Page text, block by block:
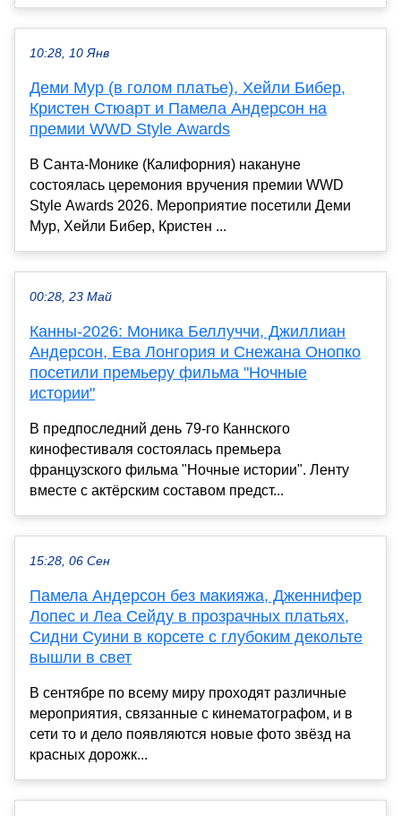
10:28, 10 Янв
Деми Мур (в голом платье), Хейли Бибер,
Кристен Стюарт и Памела Андерсон на
премии WWD Style Awards
В Санта-Монике (Калифорния) накануне
состоялась церемония вручения премии WWD
Style Awards 2026. Мероприятие посетили Деми
Мур, Хейли Бибер, Кристен ...
00:28, 23 Май
Канны-2026: Моника Беллуччи, Джиллиан
Андерсон, Ева Лонгория и Снежана Онопко
посетили премьеру фильма "Ночные
истории"
В предпоследний день 79-го Каннского
кинофестиваля состоялась премьера
французского фильма "Ночные истории". Ленту
вместе с актёрским составом предст...
15:28, 06 Сен
Памела Андерсон без макияжа, Дженнифер
Лопес и Леа Сейду в прозрачных платьях,
Сидни Суини в корсете с глубоким декольте
вышли в свет
В сентябре по всему миру проходят различные
мероприятия, связанные с кинематографом, и в
сети то и дело появляются новые фото звёзд на
красных дорожк...